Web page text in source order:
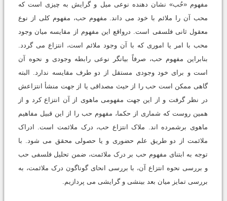
مفهوم «حُب» نشان دهنده نوعی میل و گرایش به چیزی است که
محب آن را ملائم با خود می داند. مفهوم حب، مفهوم کلی از نوع
معقول ثانی فلسفی است. درواقع این مفهوم از مقایسه میان وجود
محب با امر یا اموری که با آن وجود ملائم است، انتزاع می گردد.
بنابراین مفهوم حب، صرفاً بیانگر نوعی رابطه وجودی و نحوه آن
است و برای خود وجودی مستقل از دو طرف مقایسه ندارد. البته
گاهی ممکن است حب را از حیث مصداقی یا از جهت منشأ انتزاعش
در نظر گرفت و از این جهت مفهومی ماهوی از آن انتزاع کرد و از
همین روست که شماری از حکما، مفهوم حب را از این قبیل مفاهیم
ماهوی برشمرده اند. ملاک انتزاع حب، درک ملائمت است. ادراک
ملائمت از دو طریق علم حضوری و یا حصولی محقق می شود. با
توجه به ابتنای مفهوم حب بر درک ملائمت، ضمن تحلیل فلسفی حب
و بررسی نحوه انتزاع آن، با بررسی انحای گوناگون درک ملائمت، به
بررسی تمایز میان بعد بینشی و گرایشی می پردازیم.